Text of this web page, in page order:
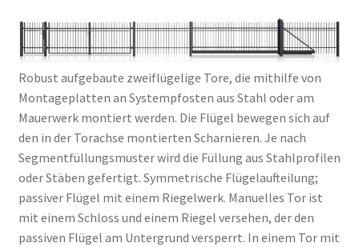
Robust aufgebaute zweiflügelige Tore, die mithilfe von
Montageplatten an Systempfosten aus Stahl oder am
Mauerwerk montiert werden. Die Flügel bewegen sich auf
den in der Torachse montierten Scharnieren. Je nach
Segmentfüllungsmuster wird die Füllung aus Stahlprofilen
oder Stäben gefertigt. Symmetrische Flügelaufteilung;
passiver Flügel mit einem Riegelwerk. Manuelles Tor ist
mit einem Schloss und einem Riegel versehen, der den
passiven Flügel am Untergrund versperrt. In einem Tor mit